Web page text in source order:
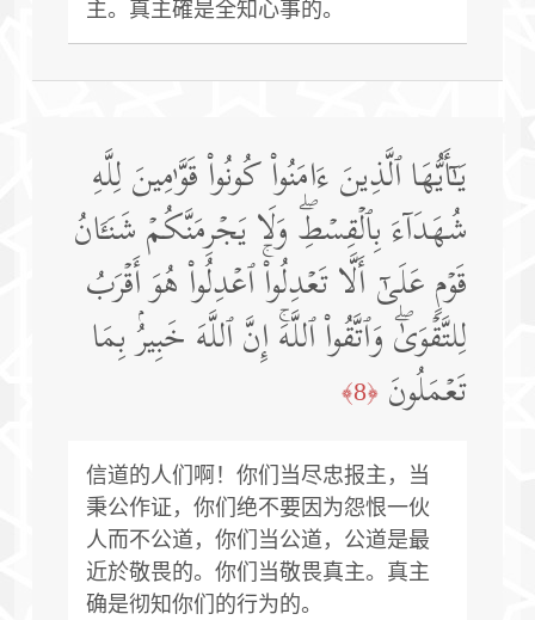
主。真主確是全知心事的。
یَـٰۤأَیُّهَا ٱلَّذِینَ ءَامَنُوا۟ كُونُوا۟ قَوَّ ٰ⁠مِینَ لِلَّهِ
شُهَدَاۤءَ بِٱلۡقِسۡطِۖ وَلَا یَجۡرِمَنَّكُمۡ شَنَـَٔانُ
قَوۡمٍ عَلَىٰۤ أَلَّا تَعۡدِلُوا۟ۚ ٱعۡدِلُوا۟ هُوَ أَقۡرَبُ
لِلتَّقۡوَىٰۖ وَٱتَّقُوا۟ ٱللَّهَۚ إِنَّ ٱللَّهَ خَبِیرُۢ بِمَا
تَعۡمَلُونَ ﴿8﴾
信道的人们啊！你们当尽忠报主，当
秉公作证，你们绝不要因为怨恨一伙
人而不公道，你们当公道，公道是最
近於敬畏的。你们当敬畏真主。真主
确是彻知你们的行为的。